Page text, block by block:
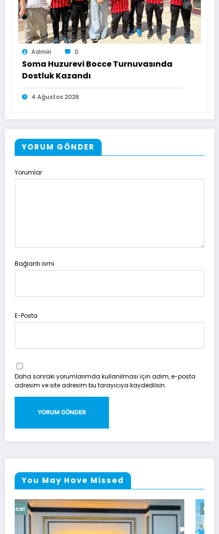
Admin 0
Soma Huzurevi Bocce Turnuvasında
Dostluk Kazandı
4 Ağustos 2026
YORUM GÖNDER
Yorumlar
Bağlantı ismi
E-Posta
Daha sonraki yorumlarımda kullanılması için adım, e-posta
adresim ve site adresim bu tarayıcıya kaydedilsin.
You May Have Missed
Güncel